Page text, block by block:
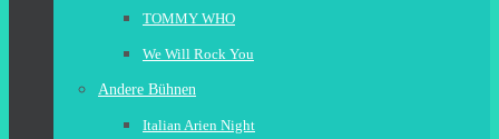
TOMMY WHO
We Will Rock You
Andere Bühnen
Italian Arien Night